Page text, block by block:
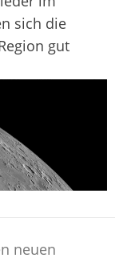
sich die
gut
neuen